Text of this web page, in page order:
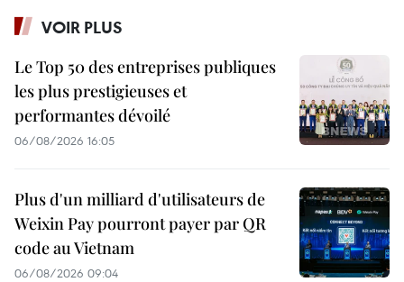
VOIR PLUS
Le Top 50 des entreprises publiques
les plus prestigieuses et
performantes dévoilé
06/08/2026 16:05
Plus d'un milliard d'utilisateurs de
Weixin Pay pourront payer par QR
code au Vietnam
06/08/2026 09:04